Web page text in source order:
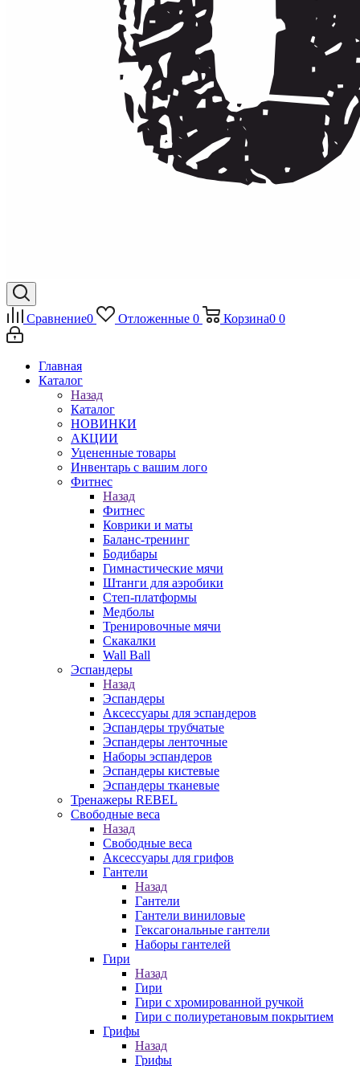
Сравнение0 Отложенные 0 Корзина0 0
Главная
Каталог
Назад
Каталог
НОВИНКИ
АКЦИИ
Уцененные товары
Инвентарь с вашим лого
Фитнес
Назад
Фитнес
Коврики и маты
Баланс-тренинг
Бодибары
Гимнастические мячи
Штанги для аэробики
Степ-платформы
Медболы
Тренировочные мячи
Скакалки
Wall Ball
Эспандеры
Назад
Эспандеры
Аксессуары для эспандеров
Эспандеры трубчатые
Эспандеры ленточные
Наборы эспандеров
Эспандеры кистевые
Эспандеры тканевые
Тренажеры REBEL
Свободные веса
Назад
Свободные веса
Аксессуары для грифов
Гантели
Назад
Гантели
Гантели виниловые
Гексагональные гантели
Наборы гантелей
Гири
Назад
Гири
Гири с хромированной ручкой
Гири с полиуретановым покрытием
Грифы
Назад
Грифы